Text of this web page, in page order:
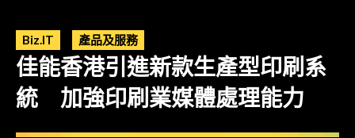
Biz.IT 產品及服務
佳能香港引進新款生產型印刷系
統 加強印刷業媒體處理能力